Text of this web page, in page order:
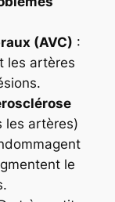
(AVC) :
les artères
les artères)
le